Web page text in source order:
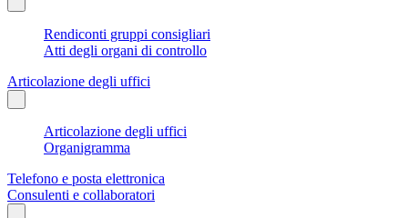
Rendiconti gruppi consigliari
Atti degli organi di controllo
Articolazione degli uffici
Articolazione degli uffici
Organigramma
Telefono e posta elettronica
Consulenti e collaboratori